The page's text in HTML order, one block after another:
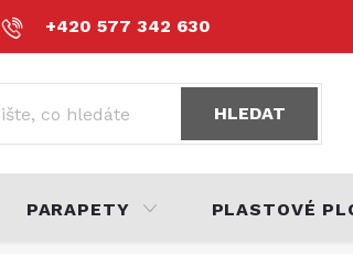
+420 577 342 630
ochrany osobních údajů
HLEDAT
PARAPETY PLASTOVÉ